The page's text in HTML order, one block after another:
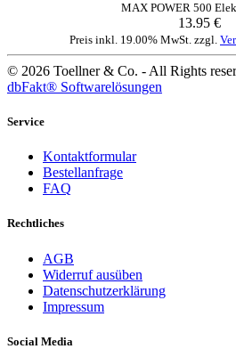
MAX POWER 500
13.95 €
Preis inkl. 19.00% MwSt. zzgl.
© 2026 Toellner & Co. - All Rights
dbFakt® Softwarelösungen
Service
Kontaktformular
Bestellanfrage
FAQ
Rechtliches
AGB
Widerruf ausüben
Datenschutzerklärung
Impressum
Social Media